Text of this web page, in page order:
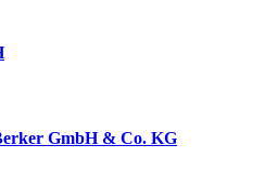
GmbH & Co. KG